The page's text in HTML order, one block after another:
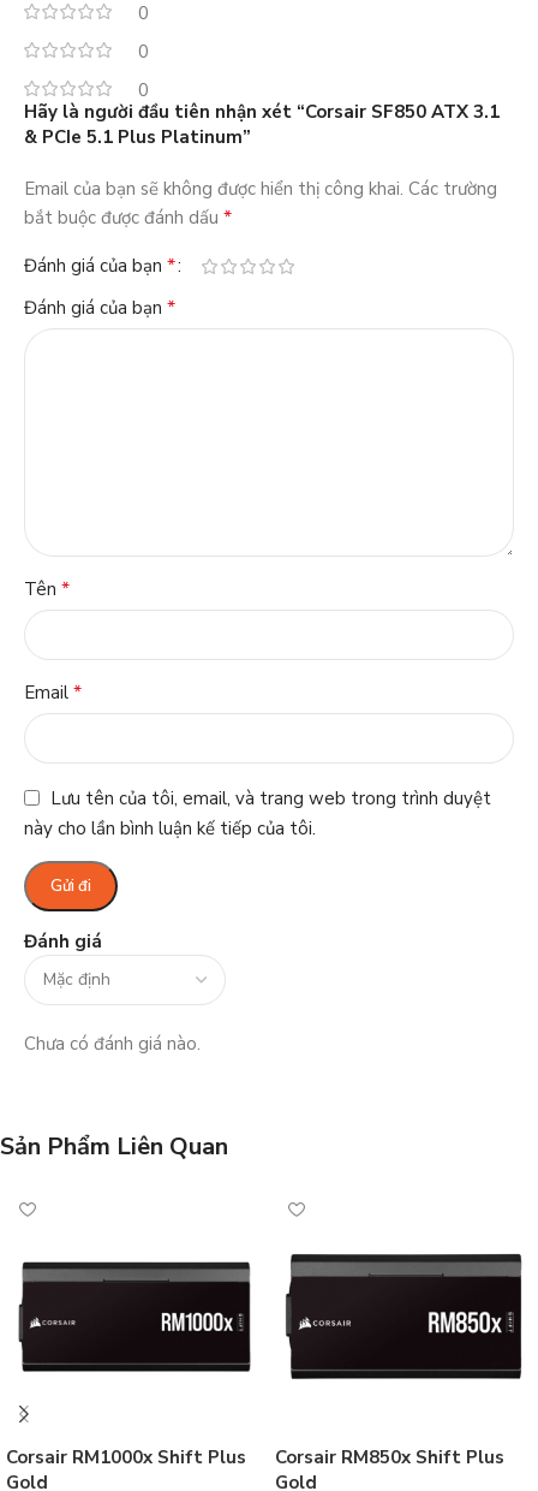
0
0
0
Đánh giá
Chưa có đánh giá nào.
Hãy là người đầu tiên nhận xét “Corsair SF850 ATX 3.1
& PCIe 5.1 Plus Platinum”
Email của bạn sẽ không được hiển thị công khai. Các trường
bắt buộc được đánh dấu *
Đánh giá của bạn *
Đánh giá của bạn *
Tên *
Email *
Lưu tên của tôi, email, và trang web trong trình duyệt
này cho lần bình luận kế tiếp của tôi.
Sản Phẩm Liên Quan
Corsair RM1000x Shift Plus
Gold
Corsair RM850x Shift Plus
Gold